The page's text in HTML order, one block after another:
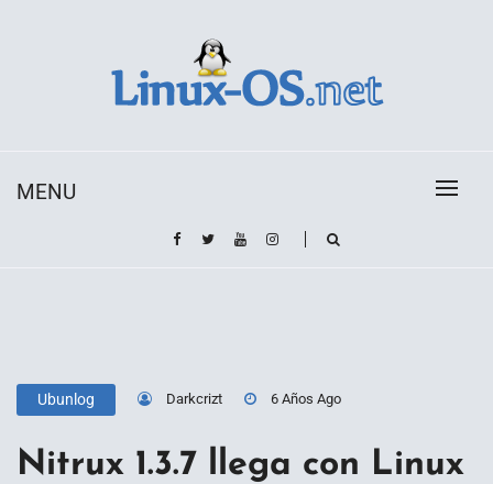
MENU
Ubunlog Darkcrizt 6 Años Ago
Nitrux 1.3.7 llega con Linux